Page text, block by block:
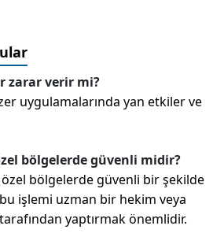
zarar verir mi?
uygulamalarında yan etkiler ve
bölgelerde güvenli midir?
bölgelerde güvenli bir şekilde
işlemi uzman bir hekim veya
yaptırmak önemlidir.